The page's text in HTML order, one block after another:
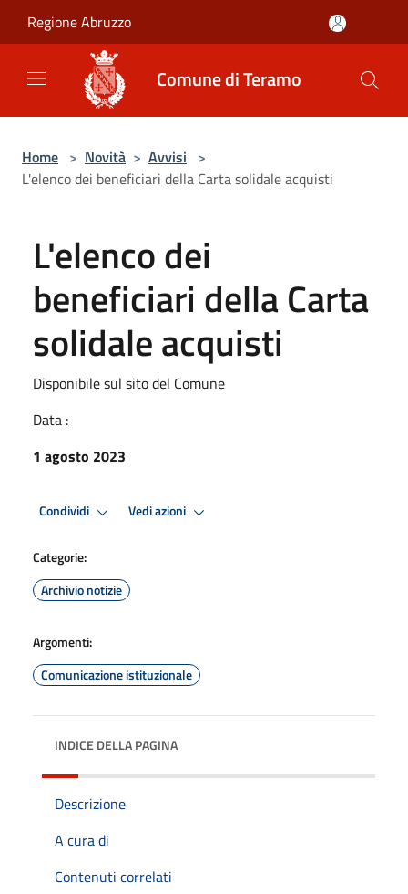
Regione Abruzzo
Comune di Teramo
Home > Novità > Avvisi >
L'elenco dei beneficiari della Carta solidale acquisti
L'elenco dei
beneficiari della Carta
solidale acquisti
Disponibile sul sito del Comune
Data :
1 agosto 2023
Condividi Vedi azioni
Categorie:
Archivio notizie
Argomenti:
Comunicazione istituzionale
INDICE DELLA PAGINA
Descrizione
A cura di
Contenuti correlati